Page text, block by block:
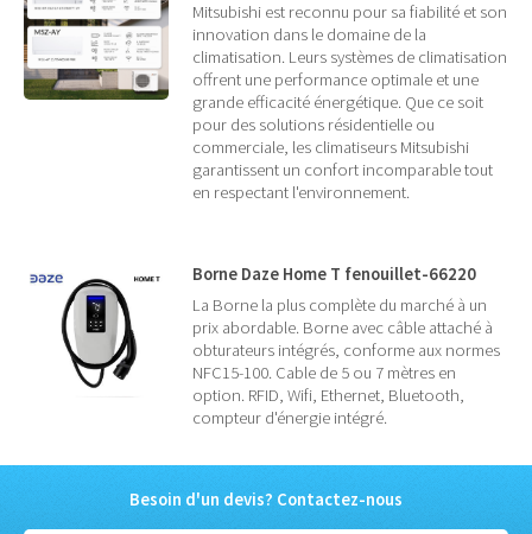
Mitsubishi est reconnu pour sa fiabilité et son
innovation dans le domaine de la
climatisation. Leurs systèmes de climatisation
offrent une performance optimale et une
grande efficacité énergétique. Que ce soit
pour des solutions résidentielle ou
commerciale, les climatiseurs Mitsubishi
garantissent un confort incomparable tout
en respectant l'environnement.
Borne Daze Home T fenouillet-66220
La Borne la plus complète du marché à un
prix abordable. Borne avec câble attaché à
obturateurs intégrés, conforme aux normes
NFC15-100. Cable de 5 ou 7 mètres en
option. RFID, Wifi, Ethernet, Bluetooth,
compteur d'énergie intégré.
Besoin d'un devis? Contactez-nous